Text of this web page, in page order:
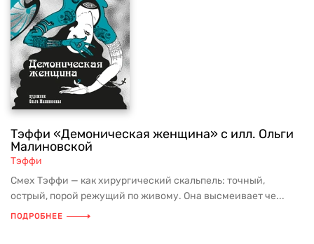
Тэффи «Демоническая женщина» с илл. Ольги
Малиновской
Тэффи
Смех Тэффи — как хирургический скальпель: точный,
острый, порой режущий по живому. Она высмеивает че...
ПОДРОБНЕЕ